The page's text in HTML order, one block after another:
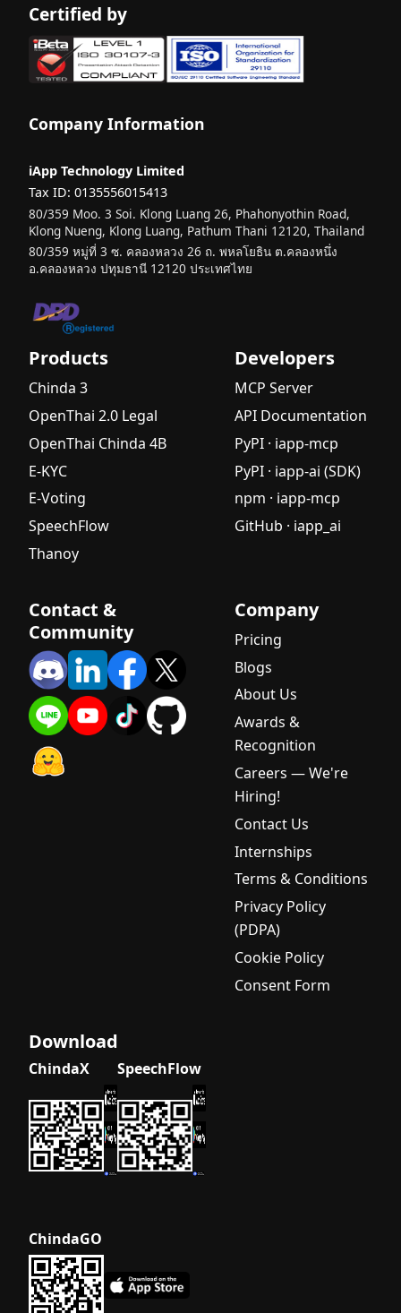
Certified by
Company Information
iApp Technology Limited
Tax ID: 0135556015413
80/359 Moo. 3 Soi. Klong Luang 26, Phahonyothin Road,
Klong Nueng, Klong Luang, Pathum Thani 12120, Thailand
80/359 หมู่ที่ 3 ซ. คลองหลวง 26 ถ. พหลโยธิน ต.คลองหนึ่ง
อ.คลองหลวง ปทุมธานี 12120 ประเทศไทย
Products
Chinda 3
OpenThai 2.0 Legal
OpenThai Chinda 4B
E-KYC
E-Voting
SpeechFlow
Thanoy
Developers
MCP Server
API Documentation
PyPI · iapp-mcp
PyPI · iapp-ai (SDK)
npm · iapp-mcp
GitHub · iapp_ai
Contact &
Community
Company
Pricing
Blogs
About Us
Awards &
Recognition
Careers — We're
Hiring!
Contact Us
Internships
Terms & Conditions
Privacy Policy
(PDPA)
Cookie Policy
Consent Form
Download
ChindaX SpeechFlow
ChindaGO